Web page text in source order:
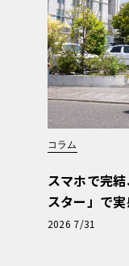
コラム
スマホで完
スター」で
【第1回・ヒ
2026 7/31